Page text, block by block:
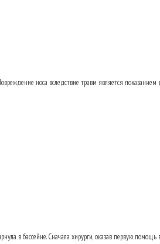
носа вследствие травм является
в бассейне. Сначала хирурги, оказав первую